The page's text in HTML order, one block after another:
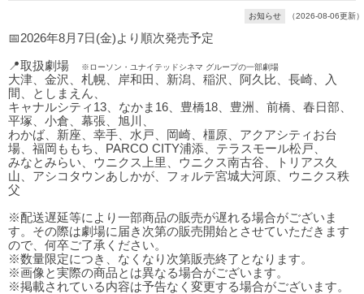
お知らせ （2026-08-06更新）
📅2026年8月7日(金)より順次発売予定
📍取扱劇場 ※ローソン・ユナイテッドシネマ グループの一部劇場
大津、金沢、札幌、岸和田、新潟、稲沢、阿久比、長崎、入
間、としまえん、
キャナルシティ13、なかま16、豊橋18、豊洲、前橋、春日部、
平塚、小倉、幕張、旭川、
わかば、新座、幸手、水戸、岡崎、橿原、アクアシティお台
場、福岡ももち、PARCO CITY浦添、テラスモール松戸、
みなとみらい、ウニクス上里、ウニクス南古谷、トリアス久
山、アシコタウンあしかが、フォルテ宮城大河原、ウニクス秩
父
※配送遅延等により一部商品の販売が遅れる場合がございま
す。その際は劇場に届き次第の販売開始とさせていただきます
ので、何卒ご了承ください。
※数量限定につき、なくなり次第販売終了となります。
※画像と実際の商品とは異なる場合がございます。
※掲載されている内容は予告なく変更する場合がございます。